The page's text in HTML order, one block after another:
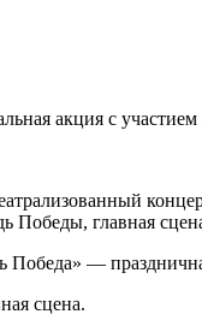
акция с участием
Победы, главная
Победа» —
сцена.